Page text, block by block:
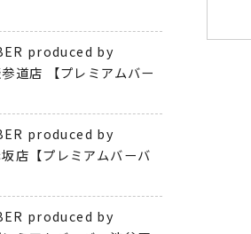
produced by
道店 【プレミアムバー
produced by
店【プレミアムバーバ
produced by